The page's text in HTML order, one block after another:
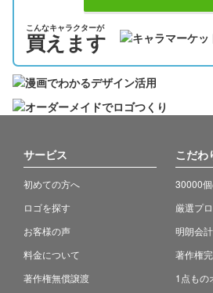
こんなキャラクターが
買えます
サービス
初めての方へ
ロゴを探す
お客様の声
料金について
著作権無償譲渡
こだわ
30000
厳選プ
明朗会
著作権
1点もの